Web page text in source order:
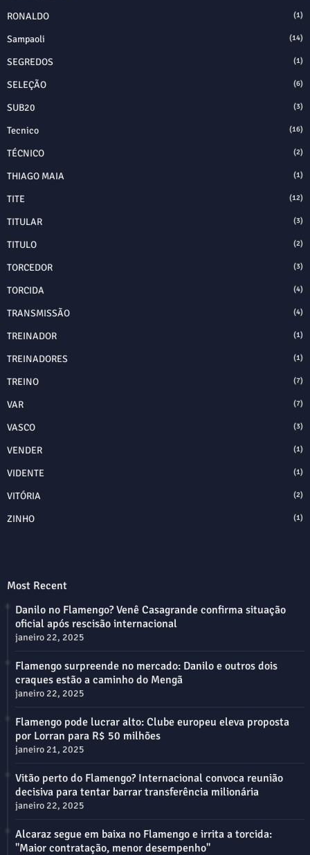
RONALDO (1)
Sampaoli (14)
SEGREDOS (1)
SELEÇÃO (6)
SUB20 (3)
Tecnico (16)
TÉCNICO (2)
THIAGO MAIA (1)
TITE (12)
TITULAR (3)
TITULO (2)
TORCEDOR (3)
TORCIDA (4)
TRANSMISSÃO (4)
TREINADOR (1)
TREINADORES (1)
TREINO (7)
VAR (7)
VASCO (3)
VENDER (1)
VIDENTE (1)
VITÓRIA (2)
ZINHO (1)
Most Recent
Danilo no Flamengo? Venê Casagrande confirma situação
oficial após rescisão internacional
janeiro 22, 2025
Flamengo surpreende no mercado: Danilo e outros dois
craques estão a caminho do Mengã
janeiro 22, 2025
Flamengo pode lucrar alto: Clube europeu eleva proposta
por Lorran para R$ 50 milhões
janeiro 21, 2025
Vitão perto do Flamengo? Internacional convoca reunião
decisiva para tentar barrar transferência milionária
janeiro 22, 2025
Alcaraz segue em baixa no Flamengo e irrita a torcida:
"Maior contratação, menor desempenho"